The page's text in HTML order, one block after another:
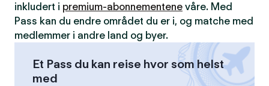
inkludert i premium-abonnementene våre. Med
Pass kan du endre området du er i, og matche med
medlemmer i andre land og byer.
Et Pass du kan reise hvor som helst
med